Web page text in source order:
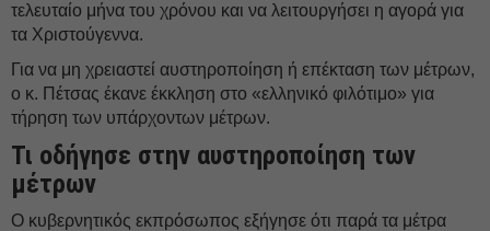
τελευταίο μήνα του χρόνου και να λειτουργήσει η αγορά για
τα Χριστούγεννα.
Για να μη χρειαστεί αυστηροποίηση ή επέκταση των μέτρων,
ο κ. Πέτσας έκανε έκκληση στο «ελληνικό φιλότιμο» για
τήρηση των υπάρχοντων μέτρων.
Τι οδήγησε στην αυστηροποίηση των
μέτρων
Ο κυβερνητικός εκπρόσωπος εξήγησε ότι παρά τα μέτρα